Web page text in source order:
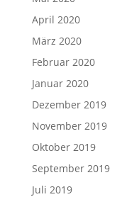
April 2020
März 2020
Februar 2020
Januar 2020
Dezember 2019
November 2019
Oktober 2019
September 2019
Juli 2019